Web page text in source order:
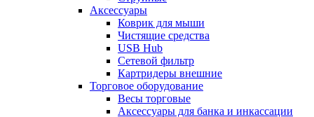
Аксессуары
Коврик для мыши
Чистящие средства
USB Hub
Сетевой фильтр
Картридеры внешние
Торговое оборудование
Весы торговые
Аксессуары для банка и инкассации